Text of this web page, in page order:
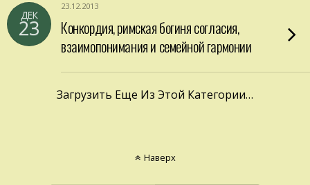
ДЕК
23
23.12.2013
Конкордия, римская богиня согласия,
взаимопонимания и семейной гармонии
Загрузить Еще Из Этой Категории…
Наверх